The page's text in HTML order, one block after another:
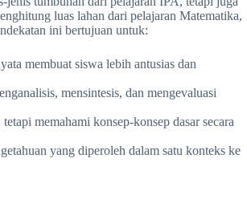
luas lahan dari pelajaran Matematika,
ini bertujuan untuk:
membuat siswa lebih antusias dan
mensintesis, dan mengevaluasi
memahami konsep-konsep dasar secara
yang diperoleh dalam satu konteks ke